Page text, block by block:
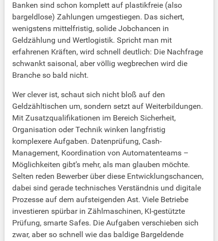
Banken sind schon komplett auf plastikfreie (also
bargeldlose) Zahlungen umgestiegen. Das sichert,
wenigstens mittelfristig, solide Jobchancen in
Geldzählung und Wertlogistik. Spricht man mit
erfahrenen Kräften, wird schnell deutlich: Die Nachfrage
schwankt saisonal, aber völlig wegbrechen wird die
Branche so bald nicht.
Wer clever ist, schaut sich nicht bloß auf den
Geldzähltischen um, sondern setzt auf Weiterbildungen.
Mit Zusatzqualifikationen im Bereich Sicherheit,
Organisation oder Technik winken langfristig
komplexere Aufgaben. Datenprüfung, Cash-
Management, Koordination von Automatenteams –
Möglichkeiten gibt’s mehr, als man glauben möchte.
Selten reden Bewerber über diese Entwicklungschancen,
dabei sind gerade technisches Verständnis und digitale
Prozesse auf dem aufsteigenden Ast. Viele Betriebe
investieren spürbar in Zählmaschinen, KI-gestützte
Prüfung, smarte Safes. Die Aufgaben verschieben sich
zwar, aber so schnell wie das baldige Bargeldende